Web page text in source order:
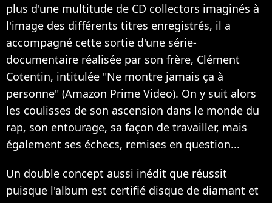
plus d'une multitude de CD collectors imaginés à
l'image des différents titres enregistrés, il a
accompagné cette sortie d'une série-
documentaire réalisée par son frère, Clément
Cotentin, intitulée "Ne montre jamais ça à
personne" (Amazon Prime Video). On y suit alors
les coulisses de son ascension dans le monde du
rap, son entourage, sa façon de travailler, mais
également ses échecs, remises en question...
Un double concept aussi inédit que réussit
puisque l'album est certifié disque de diamant et